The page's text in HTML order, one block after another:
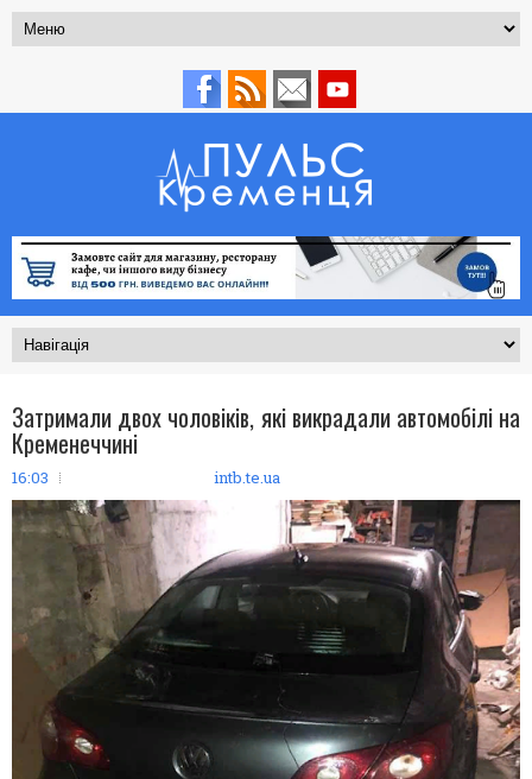
Затримали двох чоловіків, які викрадали автомобілі на
Кременеччині
16:03 intb.te.ua